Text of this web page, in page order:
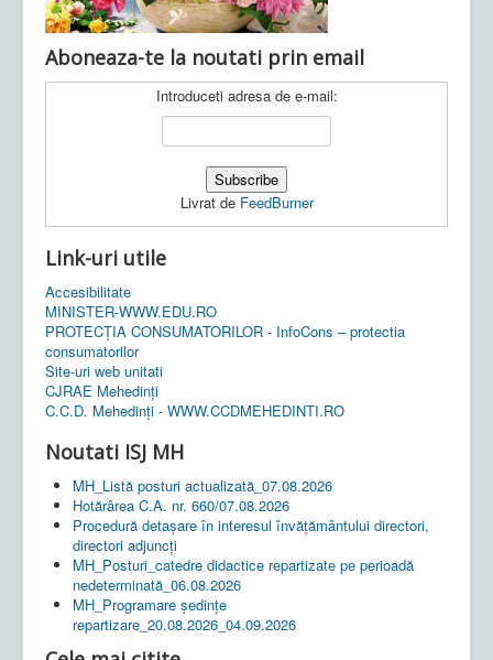
Aboneaza-te la noutati prin email
Introduceti adresa de e-mail:
Livrat de FeedBurner
Link-uri utile
Accesibilitate
MINISTER-WWW.EDU.RO
PROTECȚIA CONSUMATORILOR - InfoCons – protectia
consumatorilor
Site-uri web unitati
CJRAE Mehedinți
C.C.D. Mehedinţi - WWW.CCDMEHEDINTI.RO
Noutati ISJ MH
MH_Listă posturi actualizată_07.08.2026
Hotărârea C.A. nr. 660/07.08.2026
Procedură detașare în interesul învățământului directori,
directori adjuncți
MH_Posturi_catedre didactice repartizate pe perioadă
nedeterminată_06.08.2026
MH_Programare ședințe
repartizare_20.08.2026_04.09.2026